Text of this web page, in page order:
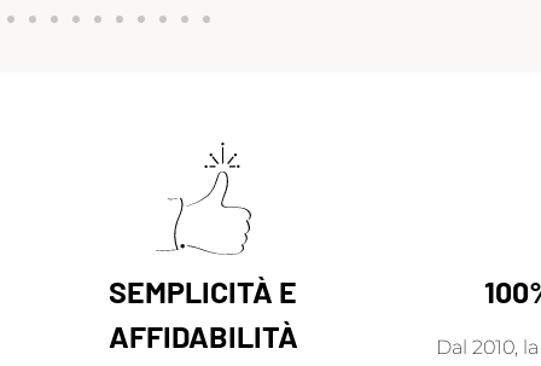
SEMPLICITÀ E
AFFIDABILITÀ
Dal 2010,